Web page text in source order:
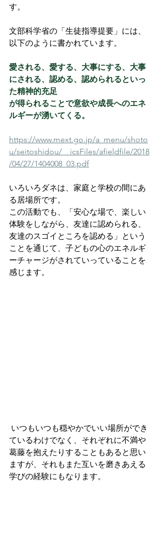
す。
文部科学省の「生徒指導提要」には、
以下のように書かれています。
愛される、愛する、大事にする、大事
にされる、認める、認められるといっ
た精神的充足
が得られることで意欲や成長へのエネ
ルギーが湧いてくる。
https://www.mext.go.jp/a_menu/shoto
u/seitoshidou/__icsFiles/afieldfile/2018
/04/27/1404008_03.pdf
いろいろダネは、家庭と学校の間にあ
る居場所です。
この活動でも、「安心な場で、楽しい
体験をしながら、友達に認められる、
友達のスゴイところを認める」という
ことを通じて、子どもの心のエネルギ
ーチャージがされていっていることを
感じます。
ているわけでなく、それぞれに不満や
葛藤を抱えたりすることもあると思い
ますが、それもまた互いを磨きあえる
学びの経験にもなります。